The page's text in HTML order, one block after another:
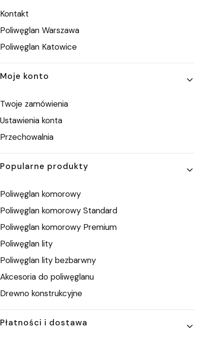
Kontakt
Poliwęglan Warszawa
Poliwęglan Katowice
Moje konto
Twoje zamówienia
Ustawienia konta
Przechowalnia
Popularne produkty
Poliwęglan komorowy
Poliwęglan komorowy Standard
Poliwęglan komorowy Premium
Poliwęglan lity
Poliwęglan lity bezbarwny
Akcesoria do poliwęglanu
Drewno konstrukcyjne
Płatności i dostawa